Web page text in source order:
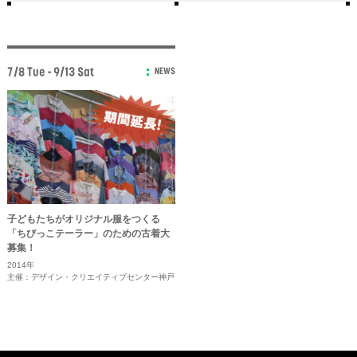
7/8 Tue - 9/13 Sat NEWS
子どもたちがオリジナル服をつくる
「ちびっこテーラー」のための古着大
募集！
2014年
主催：デザイン・クリエイティブセンター神戸